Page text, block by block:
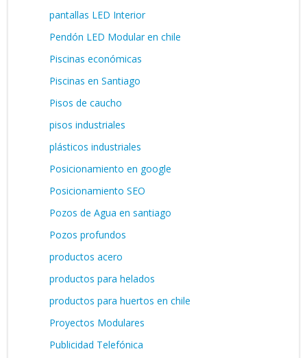
pantallas LED Interior
Pendón LED Modular en chile
Piscinas económicas
Piscinas en Santiago
Pisos de caucho
pisos industriales
plásticos industriales
Posicionamiento en google
Posicionamiento SEO
Pozos de Agua en santiago
Pozos profundos
productos acero
productos para helados
productos para huertos en chile
Proyectos Modulares
Publicidad Telefónica